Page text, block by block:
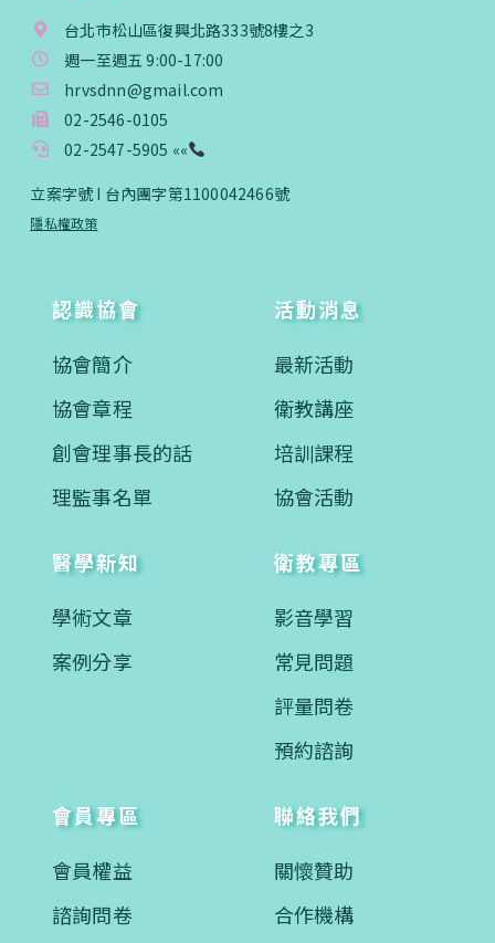
台北市松山區復興北路333號8樓之3
週一至週五 9:00-17:00
hrvsdnn@gmail.com
02-2546-0105
02-2547-5905 ««
立案字號 I 台內團字第1100042466號
隱私權政策
認識協會
協會簡介
協會章程
創會理事長的話
理監事名單
活動消息
最新活動
衛教講座
培訓課程
協會活動
醫學新知
學術文章
案例分享
衛教專區
影音學習
常見問題
評量問卷
預約諮詢
會員專區
會員權益
諮詢問卷
聯絡我們
關懷贊助
合作機構